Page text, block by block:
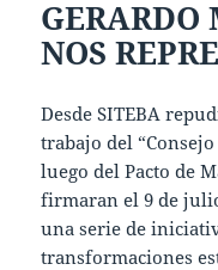
GERARDO
NOS
Desde SITEBA
trabajo del
luego del Pacto de
firmaran el 9 de
una serie de
transformaciones